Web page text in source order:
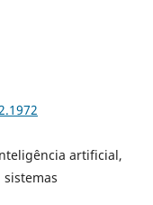
artificial,